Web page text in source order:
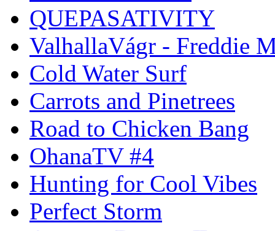
QUEPASATIVITY
ValhallaVágr - Freddie
Cold Water Surf
Carrots and Pinetrees
Road to Chicken Bang
OhanaTV #4
Hunting for Cool Vibes
Perfect Storm